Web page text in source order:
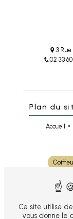
3
02 33
Plan du
Accueil
Ce site utilise
vous donne le